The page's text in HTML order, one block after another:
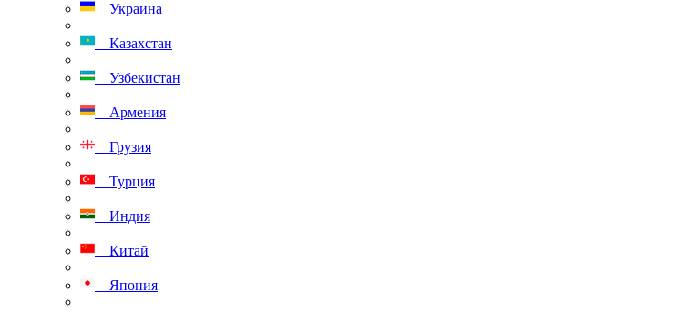
Украина
Казахстан
Узбекистан
Армения
Грузия
Турция
Индия
Китай
Япония